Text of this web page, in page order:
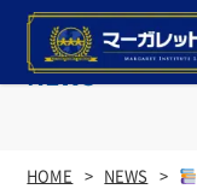
NEWS
HOME NEWS